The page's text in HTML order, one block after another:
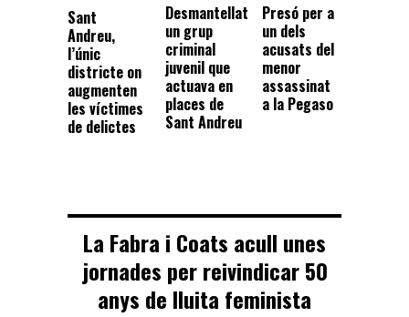
Sant
Andreu,
l’únic
districte on
augmenten
les víctimes
de delictes
Desmantellat
un grup
criminal
juvenil que
actuava en
places de
Sant Andreu
Presó per a
un dels
acusats del
menor
assassinat
a la Pegaso
La Fabra i Coats acull unes
jornades per reivindicar 50
anys de lluita feminista